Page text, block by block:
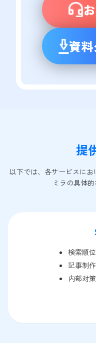
資
提
以下では、各サービスに
ミラの具体
検索順
記事制
内部対